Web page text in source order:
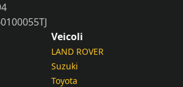
Veicoli
LAND ROVER
Suzuki
Toyota